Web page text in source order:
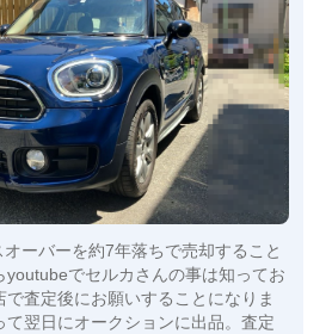
ーバーを約7年落ちで売却すること
youtubeでセルカさんの事は知ってお
で査定後にお願いすることになりま
て翌日にオークションに出品。査定